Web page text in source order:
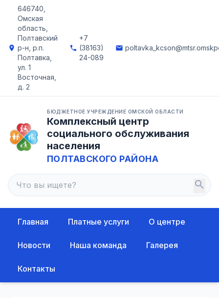
location_on
646740,
Омская
область,
Полтавский
р-н, р.п.
Полтавка,
ул. 1
Восточная,
д. 2
phone
+7
(38163)
24-089
email
БЮДЖЕТНОЕ УЧРЕЖДЕНИЕ ОМСКОЙ ОБЛАСТИ
Комплексный центр
социального обслуживания
населения
ПОЛТАВСКОГО РАЙОНА
search
Главная Платные услуги О центре
Новости Наша команда Галерея
Контакты